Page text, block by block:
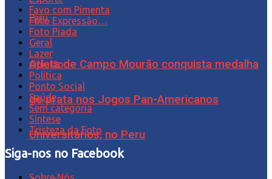
Atleta de Campo Mourão conquista medalha
de prata nos Jogos Pan-Americanos
Universitários, no Peru
Favo com Pimenta
Foto Expressão…
Foto Piada
Geral
Lazer
Opinião
Política
Ponto Social
Saúde
Sem categoria
Síntese
Tristeza da Foto
Siga-nos no Facebook